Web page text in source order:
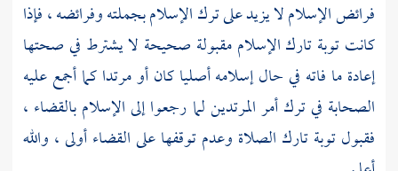
فرائض الإسلام لا يزيد على ترك الإسلام بجملته وفرائضه ، فإذا
كانت توبة تارك الإسلام مقبولة صحيحة لا يشترط في صحتها
إعادة ما فاته في حال إسلامه أصليا كان أو مرتدا كما أجمع عليه
الصحابة في ترك أمر المرتدين لما رجعوا إلى الإسلام بالقضاء ،
فقبول توبة تارك الصلاة وعدم توقفها على القضاء أولى ، والله